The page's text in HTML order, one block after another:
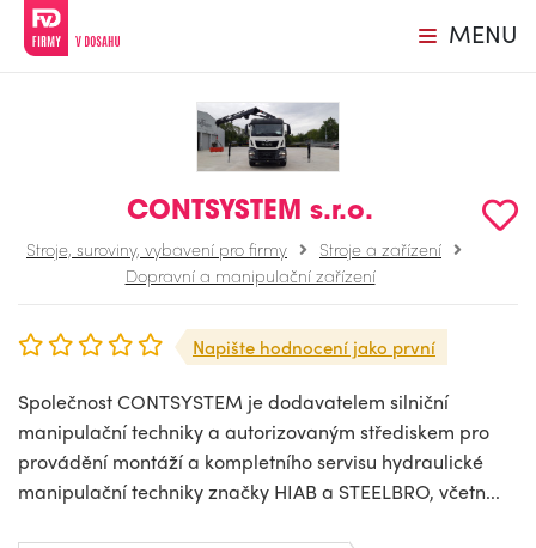
MENU
CONTSYSTEM s.r.o.
Stroje, suroviny, vybavení pro firmy
Stroje a zařízení
Dopravní a manipulační zařízení
Napište hodnocení jako první
Společnost CONTSYSTEM je dodavatelem silniční
manipulační techniky a autorizovaným střediskem pro
provádění montáží a kompletního servisu hydraulické
manipulační techniky značky HIAB a STEELBRO, včetn...